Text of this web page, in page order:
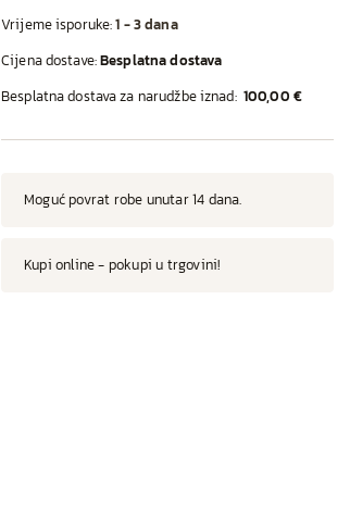
Vrijeme isporuke:1 - 3 dana
Cijena dostave:Besplatna dostava
Besplatna dostava za narudžbe iznad: 100,00 €
Moguć povrat robe unutar 14 dana.
Kupi online - pokupi u trgovini!